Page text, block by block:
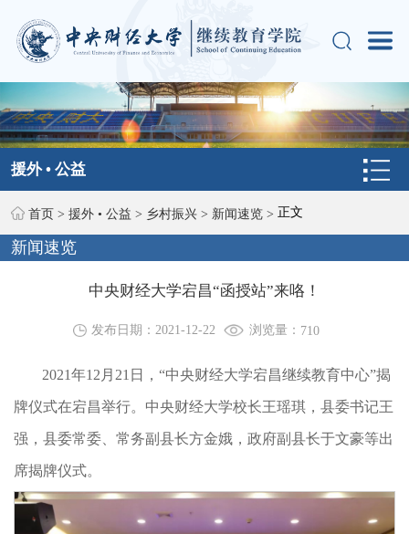
援外 • 公益
首页 > 援外 • 公益 > 乡村振兴 > 新闻速览 > 正文
新闻速览
中央财经大学宕昌“函授站”来咯！
发布日期：2021-12-22 浏览量： 710
2021年12月21日，“中央财经大学宕昌继续教育中心”揭
牌仪式在宕昌举行。中央财经大学校长王瑶琪，县委书记王
强，县委常委、常务副县长方金娥，政府副县长于文豪等出
席揭牌仪式。